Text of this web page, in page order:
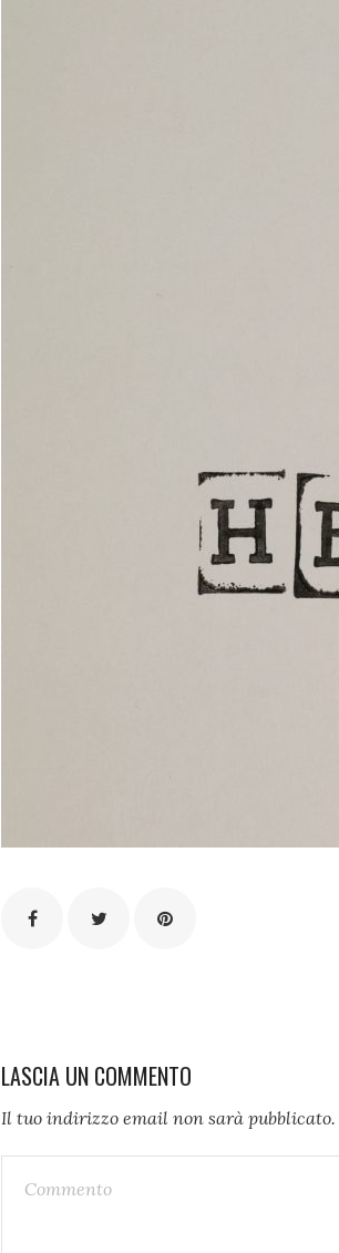
LASCIA UN COMMENTO
Il tuo indirizzo email non sarà pubblicato.